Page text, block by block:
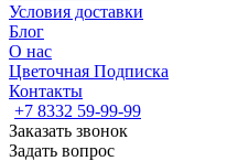
Условия доставки
Блог
О нас
Цветочная Подписка
Контакты
+7 8332 59-99-99
Заказать звонок
Задать вопрос